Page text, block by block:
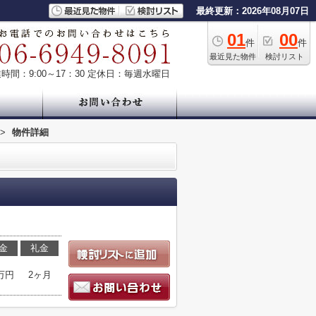
最終更新：2026年08月07日
01件
最近見た物件
00件
検討リスト
間：9:00～17：30 定休日：毎週水曜日
> 物件詳細
円
礼金
2ヶ月